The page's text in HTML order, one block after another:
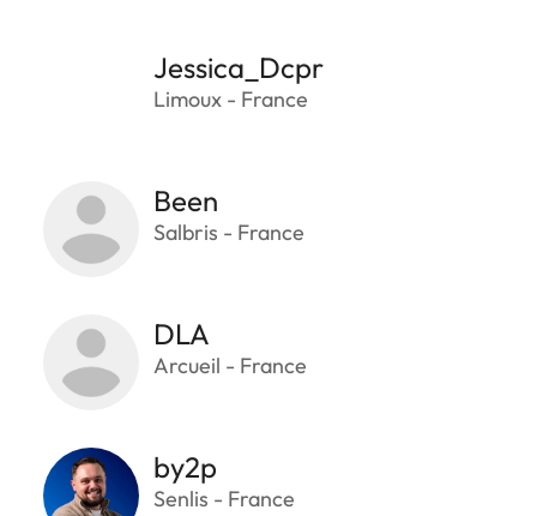
Jessica_Dcpr
Limoux - France
Been
Salbris - France
DLA
Arcueil - France
by2p
Senlis - France